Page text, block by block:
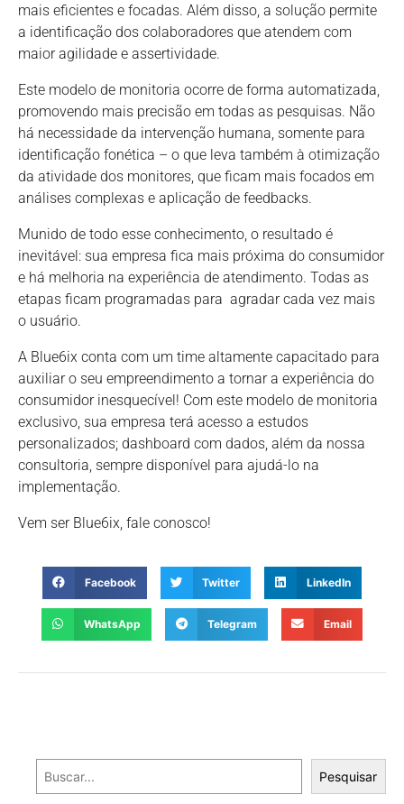
mais eficientes e focadas. Além disso, a solução permite
a identificação dos colaboradores que atendem com
maior agilidade e assertividade.
Este modelo de monitoria ocorre de forma automatizada,
promovendo mais precisão em todas as pesquisas. Não
há necessidade da intervenção humana, somente para
identificação fonética – o que leva também à otimização
da atividade dos monitores, que ficam mais focados em
análises complexas e aplicação de feedbacks.
Munido de todo esse conhecimento, o resultado é
inevitável: sua empresa fica mais próxima do consumidor
e há melhoria na experiência de atendimento. Todas as
etapas ficam programadas para agradar cada vez mais
o usuário.
A Blue6ix conta com um time altamente capacitado para
auxiliar o seu empreendimento a tornar a experiência do
consumidor inesquecível! Com este modelo de monitoria
exclusivo, sua empresa terá acesso a estudos
personalizados; dashboard com dados, além da nossa
consultoria, sempre disponível para ajudá-lo na
implementação.
Vem ser Blue6ix, fale conosco!
Facebook Twitter LinkedIn
WhatsApp Telegram Email
Pesquisar